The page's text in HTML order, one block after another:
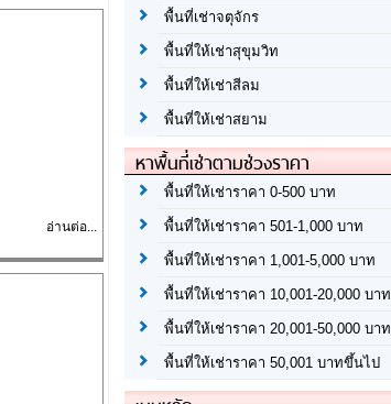
อ่านต่อ...
พื้นที่เช่าจตุจักร
พื้นที่ให้เช่าสุขุมวิท
พื้นที่ให้เช่าสีลม
พื้นที่ให้เช่าสยาม
หาพื้นที่เช่าตามช่วงราคา
พื้นที่ให้เช่าราคา 0-500 บาท
พื้นที่ให้เช่าราคา 501-1,000 บาท
พื้นที่ให้เช่าราคา 1,001-5,000 บาท
พื้นที่ให้เช่าราคา 10,001-20,000 บาท
พื้นที่ให้เช่าราคา 20,001-50,000 บาท
พื้นที่ให้เช่าราคา 50,001 บาทขึ้นไป